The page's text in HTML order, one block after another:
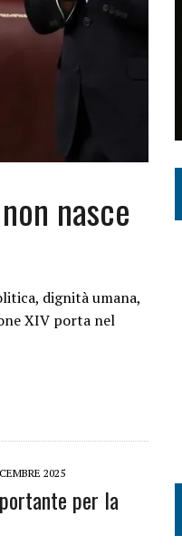
nasce
dignità umana,
XIV porta nel
2025
per la